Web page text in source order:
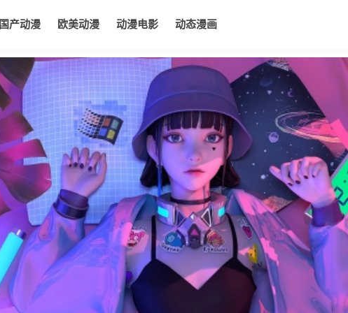
国产动漫 欧美动漫 动漫电影 动态漫画
动漫电影 动态漫画